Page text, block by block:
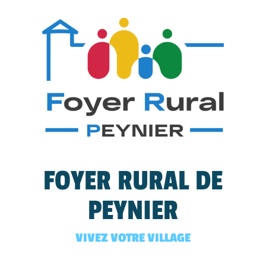
FOYER RURAL DE
PEYNIER
VIVEZ VOTRE VILLAGE